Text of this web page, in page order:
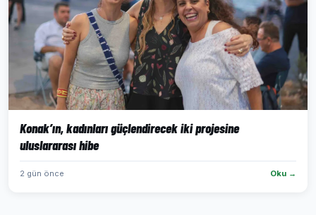
Konak’ın, kadınları güçlendirecek iki projesine
uluslararası hibe
2 gün önce Oku →